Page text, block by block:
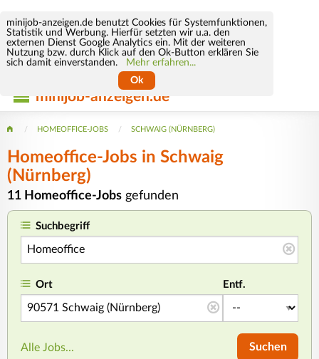
minijob-anzeigen.de benutzt Cookies für Systemfunktionen,
Statistik und Werbung. Hierfür setzten wir u.a. den
externen Dienst Google Analytics ein. Mit der weiteren
Nutzung bzw. durch Klick auf den Ok-Button erklären Sie
sich damit einverstanden.
Mehr erfahren...
Ok
minijob-anzeigen.de
HOMEOFFICE-JOBS SCHWAIG (NÜRNBERG)
Homeoffice-Jobs in Schwaig
(Nürnberg)
11 Homeoffice-Jobs gefunden
Suchbegriff
Ort Entf.
Alle Jobs... Suchen